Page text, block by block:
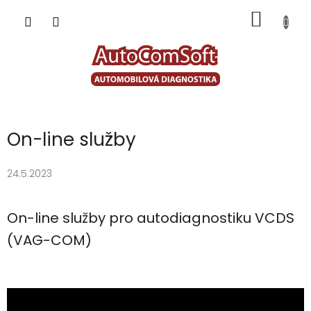
KOŠÍK
P
o
t
a
n
n
a
On-line služby
24.5.2023
On-line služby pro autodiagnostiku VCDS
(VAG-COM)